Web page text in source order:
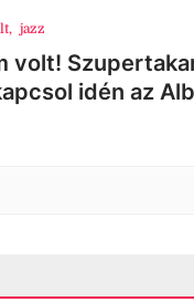
, jazz
volt!
idén az